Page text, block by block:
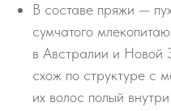
В составе пряжи —
сумчатого
в Австралии и Новой
схож по структуре с
их волос полый